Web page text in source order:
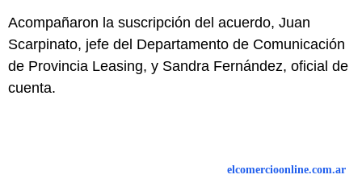
Acompañaron la suscripción del acuerdo, Juan
Scarpinato, jefe del Departamento de Comunicación
de Provincia Leasing, y Sandra Fernández, oficial de
cuenta.
elcomercioonline.com.ar